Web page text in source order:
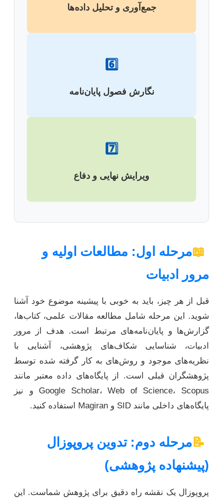
جمع‌آوری و تحلیل داده‌ها
6️⃣
نگارش فصول پایان‌نامه
7️⃣
ویرایش نهایی و دفاع
📖مرحله اول: مطالعات اولیه و
مرور ادبیات
قبل از هر چیز، باید به خوبی با پیشینه موضوع خود آشنا
شوید. این مرحله شامل مطالعه مقالات علمی، کتاب‌ها،
گزارش‌ها و پایان‌نامه‌های مرتبط است. هدف از مرور
ادبیات، شناسایی شکاف‌های پژوهشی، آشنایی با
نظریه‌های موجود و روش‌های به کار گرفته شده توسط
پژوهشگران قبلی است. از پایگاه‌های داده معتبر مانند
Google Scholar، Web of Science، Scopus و نیز
پایگاه‌های داخلی مانند SID و Magiran استفاده کنید.
📝 مرحله دوم: تدوین پروپوزال
(پیشنهاده پژوهشی)
پروپوزال یک نقشه راه دقیق برای پژوهش شماست. این